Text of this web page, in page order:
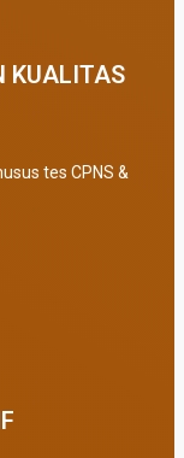
KUALITAS
tes CPNS &